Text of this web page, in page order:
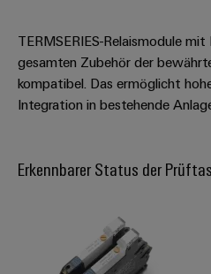
Lösungen
für
die
Wasser-
und
Wasserstoff
Wasserstoff
Schlüsseltechnologie
Energiewende
Markierer
Industriedrucker
Cabinet
Infrastructure
TERMSERIES-Relaismodule
gesamten Zubehör der
kompatibel. Das ermöglicht
Integration in bestehende
Erkennbarer Status der